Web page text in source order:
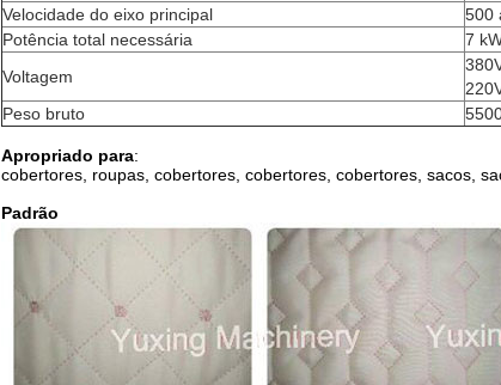
Velocidade do eixo principal
500
Potência total necessária
7
Voltagem
Peso bruto
Apropriado para:
cobertores, roupas, cobertores, cobertores, cobertores, sacos,
Padrão